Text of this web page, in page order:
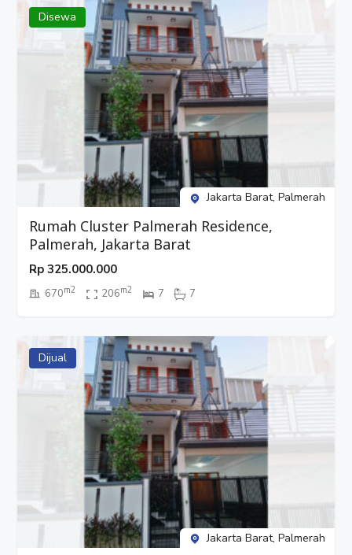
Disewa
Jakarta Barat, Palmerah
Rumah Cluster Palmerah Residence,
Palmerah, Jakarta Barat
Rp 325.000.000
670m2 206m2 7 7
Dijual
Jakarta Barat, Palmerah